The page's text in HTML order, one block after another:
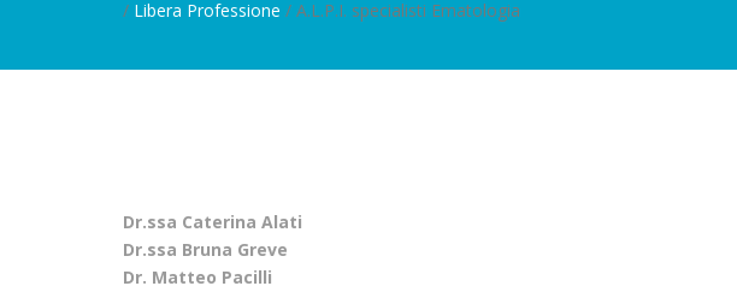
/ Libera Professione / A.L.P.I. specialisti Ematologia
Dr.ssa Caterina Alati
Dr.ssa Bruna Greve
Dr. Matteo Pacilli